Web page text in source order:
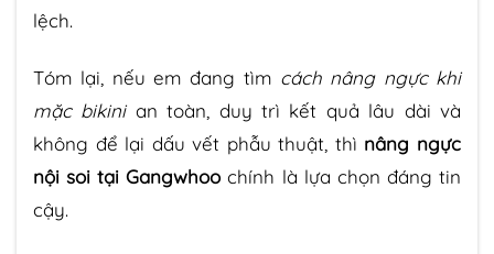
lệch.
Tóm lại, nếu em đang tìm cách nâng ngực khi
mặc bikinian toàn, duy trì kết quả lâu dài và
không để lại dấu vết phẫu thuật, thì nâng ngực
nội soi tại Gangwhoo chính là lựa chọn đáng tin
cậy.